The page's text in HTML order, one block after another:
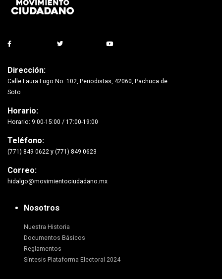
Dirección:
Calle Laura Lugo No. 102, Periodistas, 42060, Pachuca de
Soto
Horario:
Horario: 9:00-15:00 / 17:00-19:00
Teléfono:
(771) 849 0622 y (771) 849 0623
Correo:
hidalgo@movimientociudadano.mx
Nosotros
Nuestra Historia
Documentos Básicos
Reglamentos
Síntesis Plataforma Electoral 2024